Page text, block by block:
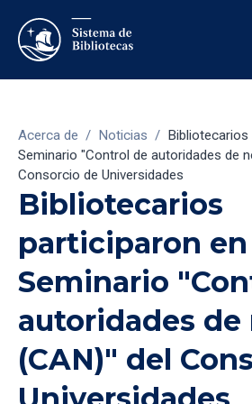
Acerca de / Noticias / Bibliotecarios
Seminario "Control de autoridades de
Consorcio de Universidades
Bibliotecarios
participaron en
Seminario
autoridades de
(CAN)" del